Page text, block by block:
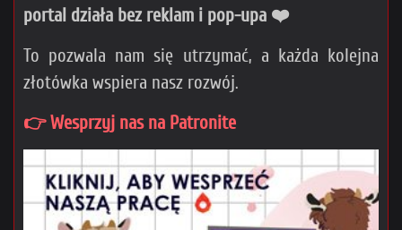
portal działa bez reklam i pop-upa ❤️
To pozwala nam się utrzymać, a każda kolejna
złotówka wspiera nasz rozwój.
👉 Wesprzyj nas na Patronite